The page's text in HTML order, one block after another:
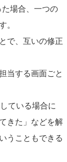
た場合、一つの
。
で、互いの修正
当する画面ごと
ている場合に
きた」などを解
うこともできる